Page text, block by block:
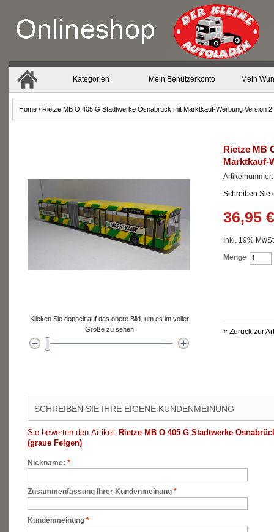
Kategorien Mein Benutzerkonto Mein
Home / Rietze MB O 405 G Stadtwerke Osnabrück mit Marktkauf-Werbung Version
Rietze MB
Marktkauf-
Schreiben Sie
36,95 €
Inkl. 19%
Menge
« Zurück zur
Klicken Sie doppelt auf das obere Bild, um es im voller
Größe zu sehen
SCHREIBEN SIE IHRE EIGENE KUNDENMEINUNG
Sie bewerten den Artikel: Rietze MB O 405 G Stadtwerke
(graue Felgen)
*
Nickname:
*
Zusammenfassung Ihrer Kundenmeinung
*
Kundenmeinung